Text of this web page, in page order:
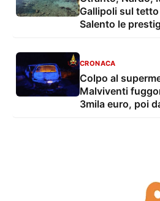
Gallipoli sul
Salento le
CRONACA
Colpo al
Malviventi
3mila euro, poi